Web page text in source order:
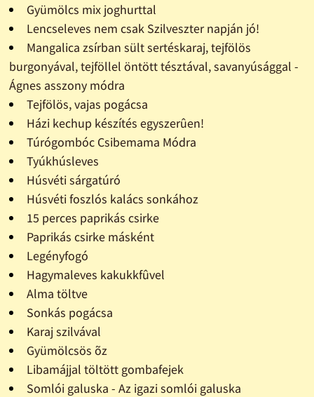
Gyümölcs mix joghurttal
Lencseleves nem csak Szilveszter napján jó!
Mangalica zsírban sült sertéskaraj, tejfölös
burgonyával, tejföllel öntött tésztával, savanyúsággal -
Ágnes asszony módra
Tejfölös, vajas pogácsa
Házi kechup készítés egyszerûen!
Túrógombóc Csibemama Módra
Tyúkhúsleves
Húsvéti sárgatúró
Húsvéti foszlós kalács sonkához
15 perces paprikás csirke
Paprikás csirke másként
Legényfogó
Hagymaleves kakukkfûvel
Alma töltve
Sonkás pogácsa
Karaj szilvával
Gyümölcsös õz
Libamájjal töltött gombafejek
Somlói galuska - Az igazi somlói galuska